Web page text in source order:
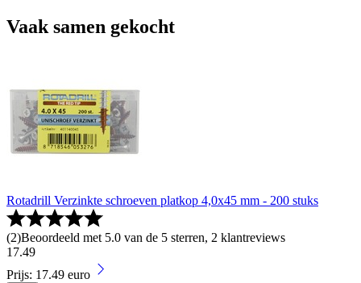
Vaak samen gekocht
Rotadrill Verzinkte schroeven platkop 4,0x45 mm - 200 stuks
(2)Beoordeeld met 5.0 van de 5 sterren, 2 klantreviews
17.49
Prijs: 17.49 euro